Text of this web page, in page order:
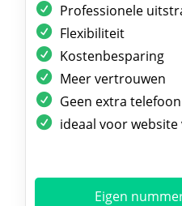
Professionele
Flexibiliteit
Kostenbesparing
Meer vertrouwen
Geen extra
ideaal voor
Eigen